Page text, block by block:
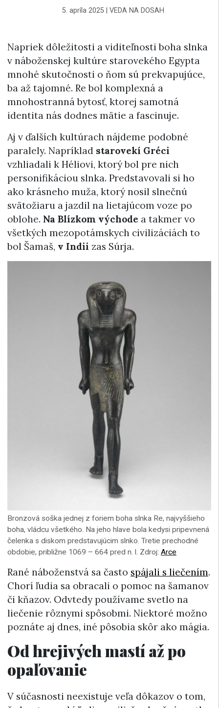
5. apríla 2025| VEDA NA DOSAH
Napriek dôležitosti a viditeľnosti boha slnka
v náboženskej kultúre starovekého Egypta
mnohé skutočnosti o ňom sú prekvapujúce,
ba až tajomné. Re bol komplexná a
mnohostranná bytosť, ktorej samotná
identita nás dodnes mätie a fascinuje.
Aj v ďalších kultúrach nájdeme podobné
paralely. Napríklad starovekí Gréci
vzhliadali k Héliovi, ktorý bol pre nich
personifikáciou slnka. Predstavovali si ho
ako krásneho muža, ktorý nosil slnečnú
svätožiaru a jazdil na lietajúcom voze po
oblohe. Na Blízkom východe a takmer vo
všetkých mezopotámskych civilizáciách to
bol Šamaš, v Indii zas Súrja.
Bronzová soška jednej z foriem boha slnka Re, najvyššieho
boha, vládcu všetkého. Na jeho hlave bola kedysi pripevnená
čelenka s diskom predstavujúcim slnko. Tretie prechodné
obdobie, približne 1069 – 664 pred n. l. Zdroj: Arce
Rané náboženstvá sa často spájali s liečením.
Chorí ľudia sa obracali o pomoc na šamanov
či kňazov. Odvtedy používame svetlo na
liečenie rôznymi spôsobmi. Niektoré možno
poznáte aj dnes, iné pôsobia skôr ako mágia.
Od hrejivých mastí až po
opaľovanie
V súčasnosti neexistuje veľa dôkazov o tom,